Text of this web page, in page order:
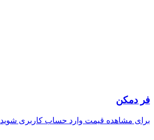
فر دمکن
برای مشاهده قیمت وارد حساب کاربری شوید